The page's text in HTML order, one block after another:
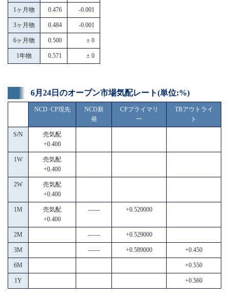
1ヶ月物 0.476 -0.001
3ヶ月物 0.484 -0.001
6ヶ月物 0.500 ± 0
1年物 0.571 ± 0
6月24日のオープン市場気配レート(単位:%)
NCD･CP現先
NCD新
発
CPプライマリ
ー
TBアウトライ
ト
S/N
売気配
+0.400
1W
売気配
+0.400
2W
売気配
+0.400
1M
売気配
+0.400
------ +0.520000
2M ------ +0.529000
3M ------ +0.589000 +0.450
6M +0.550
1Y +0.560